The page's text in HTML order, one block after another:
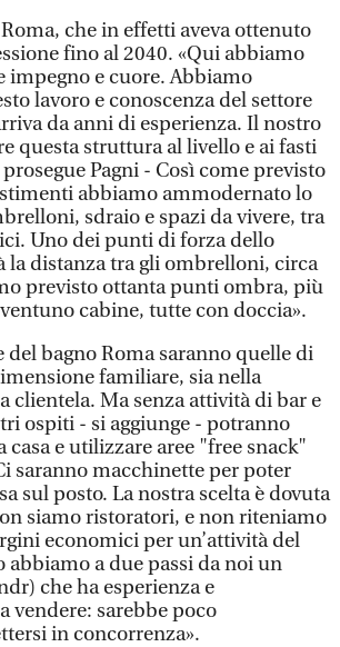
che in effetti aveva ottenuto
fino al 2040. «Qui abbiamo
impegno e cuore. Abbiamo
lavoro e conoscenza del settore
da anni di esperienza. Il nostro
questa struttura al livello e ai fasti
Pagni - Così come previsto
abbiamo ammodernato lo
sdraio e spazi da vivere, tra
Uno dei punti di forza dello
la distanza tra gli ombrelloni, circa
previsto ottanta punti ombra, più
cabine, tutte con doccia».
del bagno Roma saranno quelle di
familiare, sia nella
clientela. Ma senza attività di bar e
ospiti - si aggiunge - potranno
e utilizzare aree "free snack"
saranno macchinette per poter
sul posto. La nostra scelta è dovuta
siamo ristoratori, e non riteniamo
economici per un’attività del
abbiamo a due passi da noi un
che ha esperienza e
vendere: sarebbe poco
in concorrenza».